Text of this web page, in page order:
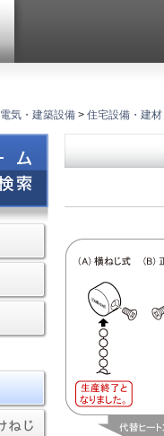
電気・建築設備> 住宅設備・建材